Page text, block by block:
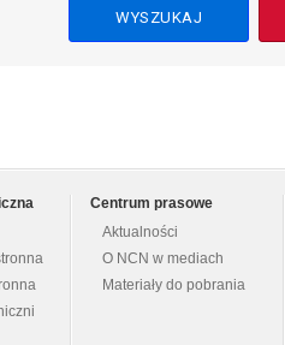
Centrum prasowe
Aktualności
O NCN w mediach
Materiały do pobrania